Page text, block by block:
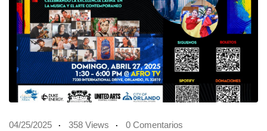
04/25/2025 358 Views 0 Comentarios